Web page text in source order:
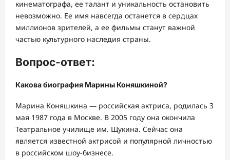
кинематографа, ее талант и уникальность остановить
невозможно. Ее имя навсегда останется в сердцах
миллионов зрителей, а ее фильмы станут важной
частью культурного наследия страны.
Вопрос-ответ:
Какова биография Марины Коняшкиной?
Марина Коняшкина — российская актриса, родилась 3
мая 1987 года в Москве. В 2005 году она окончила
Театральное училище им. Щукина. Сейчас она
является известной актрисой и популярной личностью
в российском шоу-бизнесе.